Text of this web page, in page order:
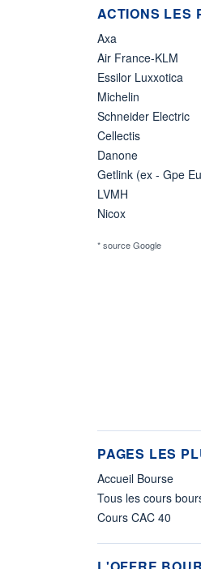
ACTIONS LES
Axa
Air France-KLM
Essilor Luxxotica
Michelin
Schneider Electric
Cellectis
Danone
Getlink (ex - Gpe
LVMH
Nicox
* source Google
PAGES LES
Accueil Bourse
Tous les cours
Cours CAC 40